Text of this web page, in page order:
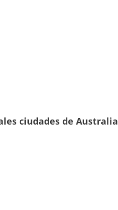
ciudades de Australia